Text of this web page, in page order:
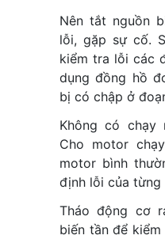
Nên tắt nguồn
lỗi, gặp sự cố.
kiểm tra lỗi các
dụng đồng hồ
bị có chập ở
Không có
Cho motor
motor bình
định lỗi của từng
Tháo động cơ
biến tần để